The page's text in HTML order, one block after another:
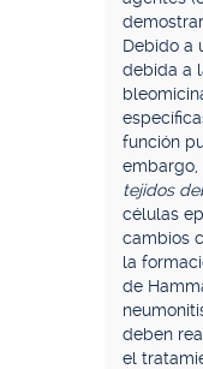
Debido a
debida a
función
embargo,
tejidos
células
cambios
la
de
deben
el